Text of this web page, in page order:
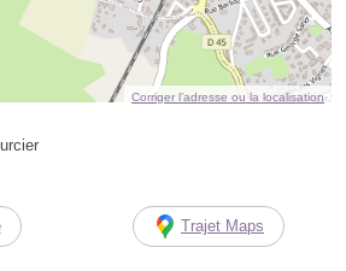
Corriger l’adresse ou la localisation
Trajet Maps